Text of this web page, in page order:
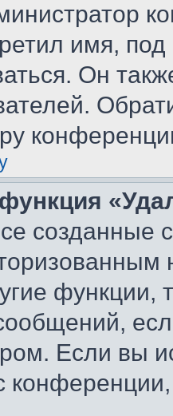
имя,
Он
созданные
функции,
Если вы